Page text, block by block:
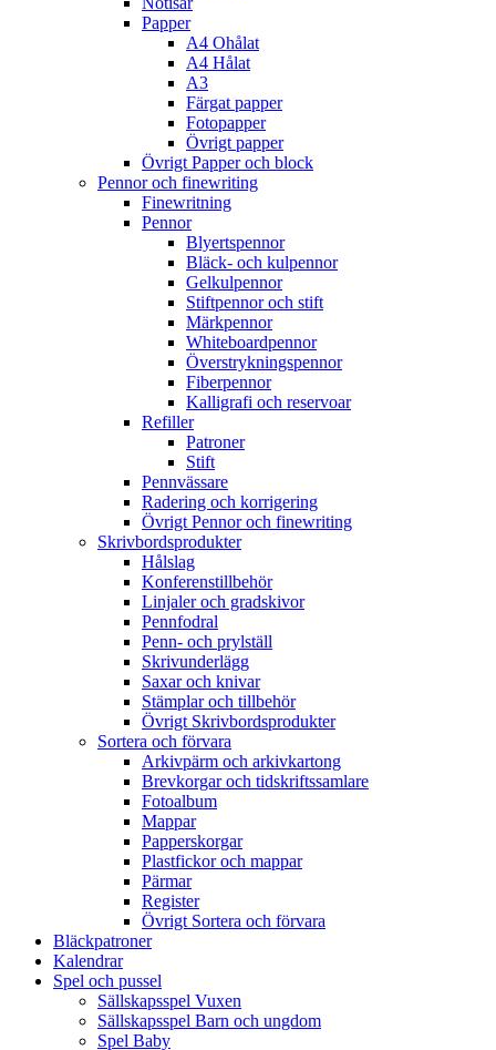
Papper
A4 Ohålat
A4 Hålat
A3
Färgat papper
Fotopapper
Övrigt papper
Övrigt Papper och block
Pennor och finewriting
Finewritning
Pennor
Blyertspennor
Bläck- och kulpennor
Gelkulpennor
Stiftpennor och stift
Märkpennor
Whiteboardpennor
Överstrykningspennor
Fiberpennor
Kalligrafi och reservoar
Refiller
Patroner
Stift
Pennvässare
Radering och korrigering
Övrigt Pennor och finewriting
Skrivbordsprodukter
Hålslag
Konferenstillbehör
Linjaler och gradskivor
Pennfodral
Penn- och prylställ
Skrivunderlägg
Saxar och knivar
Stämplar och tillbehör
Övrigt Skrivbordsprodukter
Sortera och förvara
Arkivpärm och arkivkartong
Brevkorgar och tidskriftssamlare
Fotoalbum
Mappar
Papperskorgar
Plastfickor och mappar
Pärmar
Register
Övrigt Sortera och förvara
Bläckpatroner
Kalendrar
Spel och pussel
Sällskapsspel Vuxen
Sällskapsspel Barn och ungdom
Spel Baby